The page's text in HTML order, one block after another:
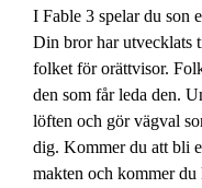
I Fable 3 spelar du son
Din bror har utvecklats
folket för orättvisor.
den som får leda den.
löften och gör vägval
dig. Kommer du att bli
makten och kommer